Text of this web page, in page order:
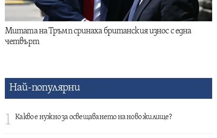
Митата на Тръмп сринаха британския износ с една
четвърт
Най-популярни
1 Какво е нужно за освещаването на ново жилище?